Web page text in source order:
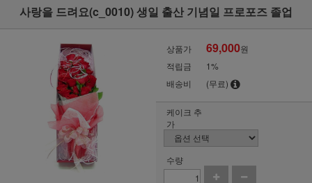
사랑을 드려요(c_0010) 생일 출산 기념일 프로포즈 졸업
상품가 69,000원
적립금
1%
배송비
(무료)
케이크 추
가
수량